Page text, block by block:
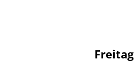
Freitag